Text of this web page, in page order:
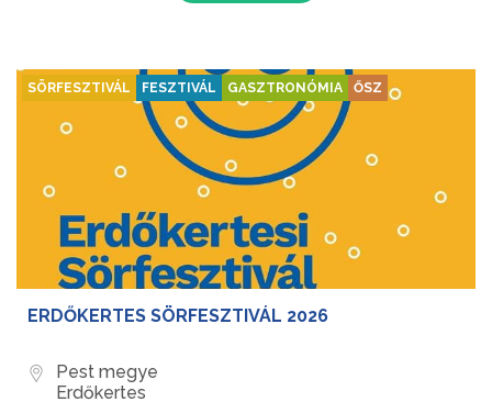
SÖRFESZTIVÁL FESZTIVÁL GASZTRONÓMIA ŐSZ
ERDŐKERTES SÖRFESZTIVÁL 2026
Pest megye
Erdőkertes